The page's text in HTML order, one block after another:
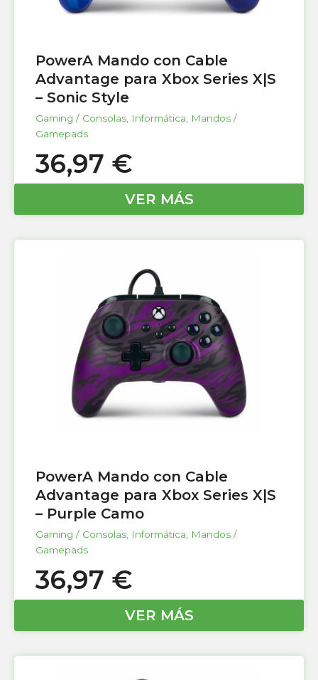
PowerA Mando con Cable
Advantage para Xbox Series X|S
– Sonic Style
Gaming / Consolas Informática
Mandos /
Gamepads
36,97 €
VER MÁS
PowerA Mando con Cable
Advantage para Xbox Series X|S
– Purple Camo
Gaming / Consolas Informática
Mandos /
Gamepads
36,97 €
VER MÁS